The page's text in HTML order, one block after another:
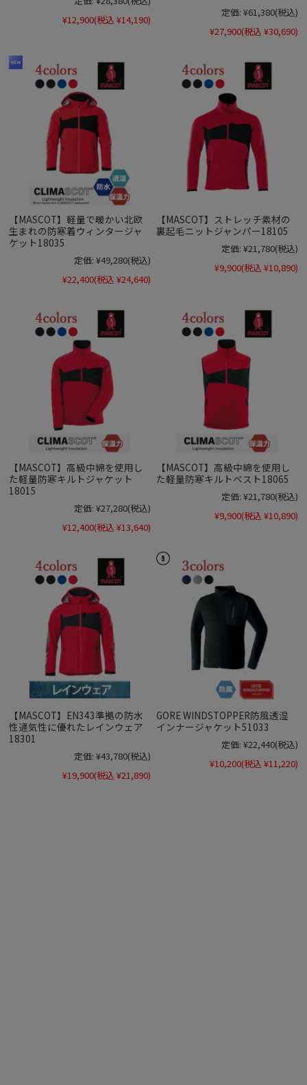
¥12,900(税込 ¥14,190)
定価: ¥61,380(税込)
¥27,900(税込 ¥30,690)
【MASCOT】軽量で暖かい北欧
生まれの防寒着ウィンタージャ
ケット18035
定価: ¥49,280(税込)
¥22,400(税込 ¥24,640)
【MASCOT】ストレッチ素材の
裏起毛ニットジャンパー18105
定価: ¥21,780(税込)
¥9,900(税込 ¥10,890)
【MASCOT】高級中綿を使用し
た軽量防寒キルトジャケット
18015
定価: ¥27,280(税込)
¥12,400(税込 ¥13,640)
【MASCOT】高級中綿を使用し
た軽量防寒キルトベスト18065
定価: ¥21,780(税込)
¥9,900(税込 ¥10,890)
【MASCOT】EN343準拠の防水
性通気性に優れたレインウェア
18301
定価: ¥43,780(税込)
¥19,900(税込 ¥21,890)
GORE WINDSTOPPER防風透湿
インナージャケット51033
定価: ¥22,440(税込)
¥10,200(税込 ¥11,220)